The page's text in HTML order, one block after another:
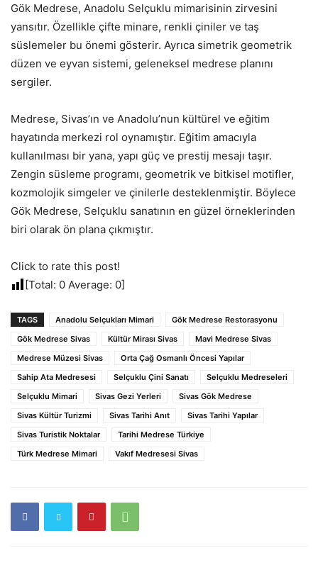
Gök Medrese, Anadolu Selçuklu mimarisinin zirvesini
yansıtır. Özellikle çifte minare, renkli çiniler ve taş
süslemeler bu önemi gösterir. Ayrıca simetrik geometrik
düzen ve eyvan sistemi, geleneksel medrese planını
sergiler.
Medrese, Sivas’ın ve Anadolu’nun kültürel ve eğitim
hayatında merkezi rol oynamıştır. Eğitim amacıyla
kullanılması bir yana, yapı güç ve prestij mesajı taşır.
Zengin süsleme programı, geometrik ve bitkisel motifler,
kozmolojik simgeler ve çinilerle desteklenmiştir. Böylece
Gök Medrese, Selçuklu sanatının en güzel örneklerinden
biri olarak ön plana çıkmıştır.
Click to rate this post!
[Total: 0 Average: 0]
TAGS Anadolu Selçukları Mimari
Gök Medrese Restorasyonu
Gök Medrese Sivas
Kültür Mirası Sivas
Mavi Medrese Sivas
Medrese Müzesi Sivas
Orta Çağ Osmanlı Öncesi Yapılar
Sahip Ata Medresesi
Selçuklu Çini Sanatı
Selçuklu Medreseleri
Selçuklu Mimari
Sivas Gezi Yerleri
Sivas Gök Medrese
Sivas Kültür Turizmi
Sivas Tarihi Anıt
Sivas Tarihi Yapılar
Sivas Turistik Noktalar
Tarihi Medrese Türkiye
Türk Medrese Mimari
Vakıf Medresesi Sivas